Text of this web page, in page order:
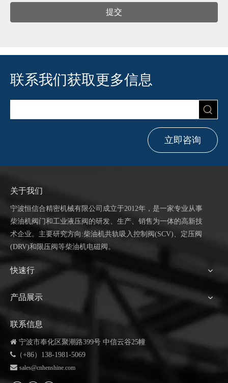
提交
联系我们获取更多信息
立即咨询
关于我们
宁波恒信合精密机械有限公司成立于2012年，是一家专业从事
柴油机阀门和工业液压阀的研发、生产、销售为一体的高新技
术企业。主要研究方向:柴油机共轨吸入控制阀(SCV)、定压阀
(DRV)和限压阀等柴油机电磁阀。
快速行
产品展示
联系信息
 宁波市奉化区聚潮路399号 中信云谷25幢
 （+86）138-1981-5069
 sales@cnhenshine.com